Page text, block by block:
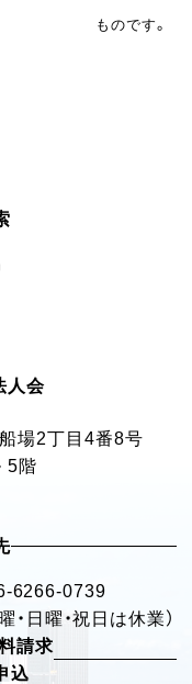
ものです。
人会
場2丁目4番8号
5階
6266-0739
日曜・祝日は休業）
請求
込